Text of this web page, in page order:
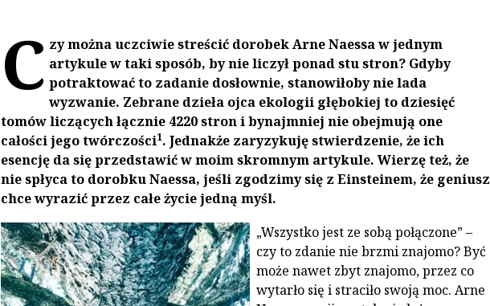
C zy można uczciwie streścić dorobek Arne Naessa w jednym
artykule w taki sposób, by nie liczył ponad stu stron? Gdyby
potraktować to zadanie dosłownie, stanowiłoby nie lada
wyzwanie. Zebrane dzieła ojca ekologii głębokiej to dziesięć
tomów liczących łącznie 4220 stron i bynajmniej nie obejmują one
całości jego twórczości1. Jednakże zaryzykuję stwierdzenie, że ich
esencję da się przedstawić w moim skromnym artykule. Wierzę też, że
nie spłyca to dorobku Naessa, jeśli zgodzimy się z Einsteinem, że geniusz
chce wyrazić przez całe życie jedną myśl.
„Wszystko jest ze sobą połączone” –
czy to zdanie nie brzmi znajomo? Być
może nawet zbyt znajomo, przez co
wytarło się i straciło swoją moc. Arne